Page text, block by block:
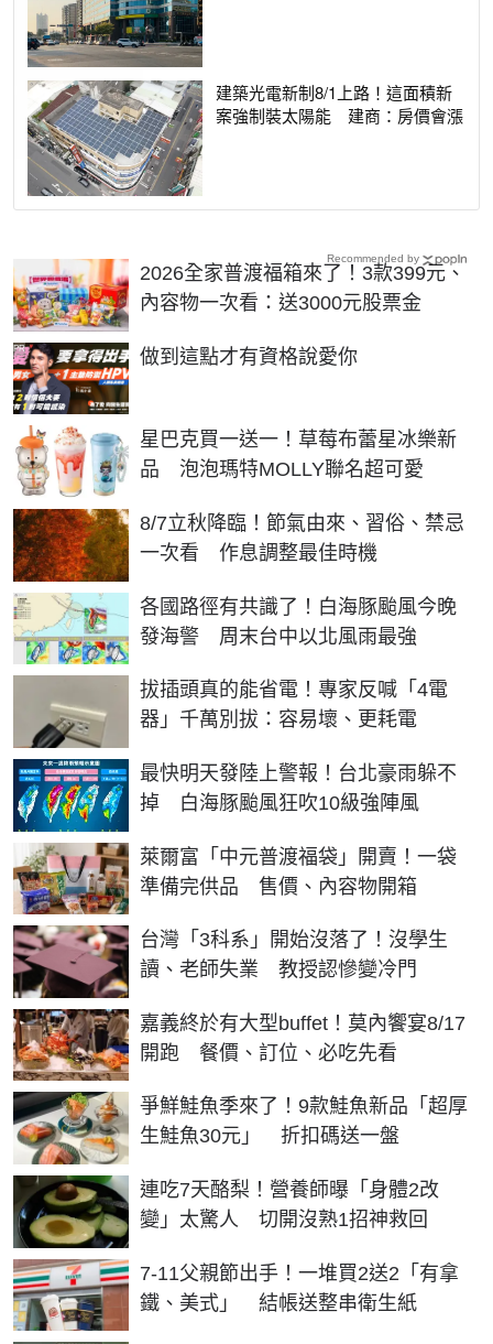
建築光電新制8/1上路！這面積新
案強制裝太陽能 建商：房價會漲
2026全家普渡福箱來了！3款399元、
內容物一次看：送3000元股票金
做到這點才有資格說愛你
PR
星巴克買一送一！草莓布蕾星冰樂新
品 泡泡瑪特MOLLY聯名超可愛
8/7立秋降臨！節氣由來、習俗、禁忌
一次看 作息調整最佳時機
各國路徑有共識了！白海豚颱風今晚
發海警 周末台中以北風雨最強
拔插頭真的能省電！專家反喊「4電
器」千萬別拔：容易壞、更耗電
最快明天發陸上警報！台北豪雨躲不
掉 白海豚颱風狂吹10級強陣風
萊爾富「中元普渡福袋」開賣！一袋
準備完供品 售價、內容物開箱
台灣「3科系」開始沒落了！沒學生
讀、老師失業 教授認慘變冷門
嘉義終於有大型buffet！莫內饗宴8/17
開跑 餐價、訂位、必吃先看
爭鮮鮭魚季來了！9款鮭魚新品「超厚
生鮭魚30元」 折扣碼送一盤
連吃7天酪梨！營養師曝「身體2改
變」太驚人 切開沒熟1招神救回
7-11父親節出手！一堆買2送2「有拿
鐵、美式」 結帳送整串衛生紙
Recommended by